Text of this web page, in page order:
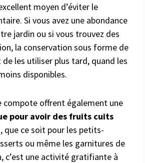
moyen d’éviter le
Si vous avez une abondance
jardin ou si vous trouvez des
la conservation sous forme de
les utiliser plus tard, quand les
disponibles.
compote offrent également une
pour avoir des fruits cuits
, que ce soit pour les petits-
ou même les garnitures de
c’est une activité gratifiante à